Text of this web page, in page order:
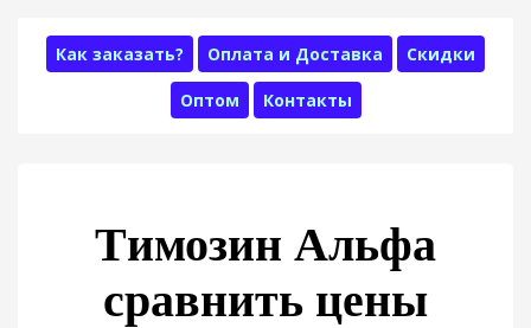
Как заказать? Оплата и Доставка Скидки
Оптом Контакты
Tимозин Альфа
сравнить цены